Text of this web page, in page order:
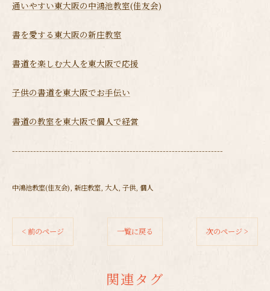
通いやすい東大阪の中鴻池教室(佳友会)
書を愛する東大阪の新庄教室
書道を楽しむ大人を東大阪で応援
子供の書道を東大阪でお手伝い
書道の教室を東大阪で個人で経営
----------------------------------------------------------------------
中鴻池教室(佳友会) 新庄教室 大人 子供 個人
< 前のページ 一覧に戻る 次のページ >
関連タグ